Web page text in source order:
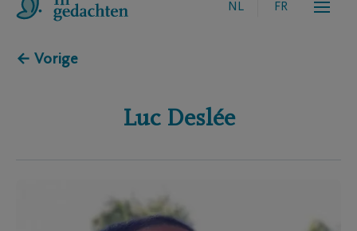
NL FR
← Vorige
Luc Deslée